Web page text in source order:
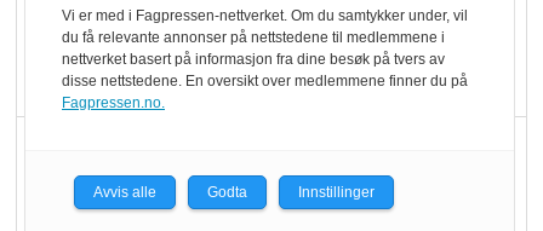
KBS-bransjen i
endring: Stadig større
serveringstilbud
i dagligvare
Vi er med i Fagpressen-nettverket. Om du samtykker under, vil
du få relevante annonser på nettstedene til medlemmene i
nettverket basert på informasjon fra dine besøk på tvers av
disse nettstedene. En oversikt over medlemmene finner du på
Fagpressen.no.
Avvis alle Godta Innstillinger